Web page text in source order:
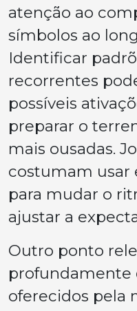
atenção ao
símbolos ao
Identificar
recorrentes
possíveis
preparar o
mais ousadas.
costumam usar
para mudar o
ajustar a
Outro ponto
profundamente
oferecidos pela